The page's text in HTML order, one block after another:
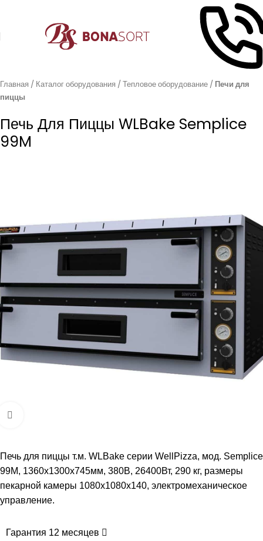
Главная Каталог оборудования Тепловое оборудование
Печи для
пиццы
Печь Для Пиццы WLBake Semplice
99M
Печь для пиццы т.м. WLBake серии WellPizza, мод. Semplice
99M, 1360х1300х745мм, 380В, 26400Вт, 290 кг, размеры
пекарной камеры 1080x1080x140, электромеханическое
управление.
Гарантия 12 месяцев